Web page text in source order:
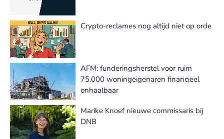
Crypto-reclames nog altijd niet op orde
AFM: funderingsherstel voor ruim
75.000 woningeigenaren financieel
onhaalbaar
Marike Knoef nieuwe commissaris bij
DNB